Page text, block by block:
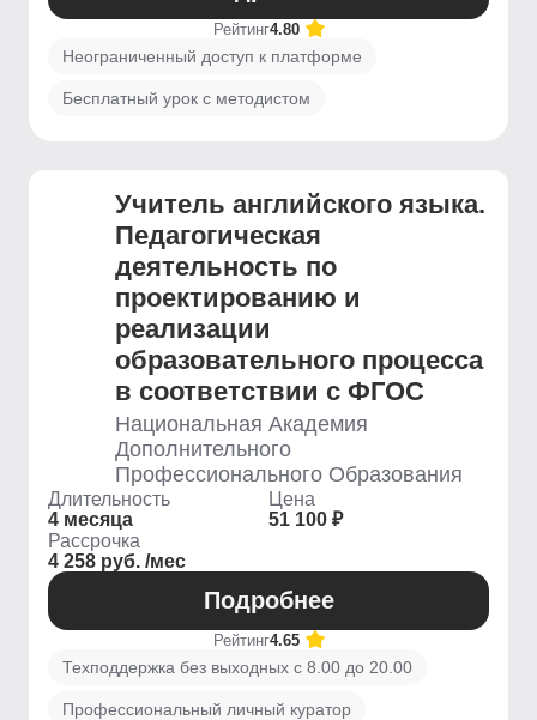
Рейтинг4.80
Неограниченный доступ к платформе
Бесплатный урок с методистом
Учитель английского языка.
Педагогическая
деятельность по
проектированию и
реализации
образовательного процесса
в соответствии с ФГОС
Национальная Академия
Дополнительного
Профессионального Образования
Длительность
4 месяца
Цена
51 100 ₽
Рассрочка
4 258 руб. /мес
Подробнее
Рейтинг4.65
Техподдержка без выходных с 8.00 до 20.00
Профессиональный личный куратор